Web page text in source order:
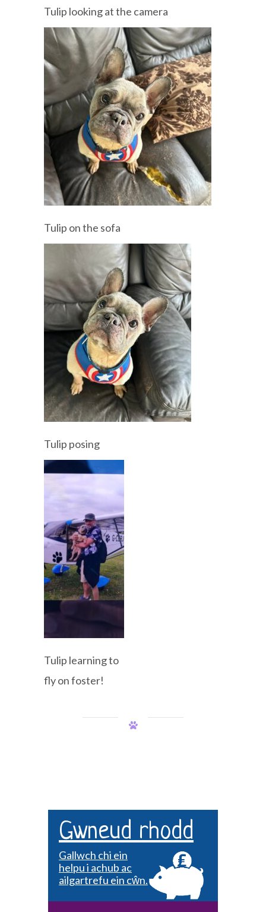
Tulip looking at the camera
Tulip on the sofa
Tulip posing
Tulip learning to
fly on foster!
Gwneud rhodd
Gallwch chi ein
helpu i achub ac
ailgartrefu ein cŵn.